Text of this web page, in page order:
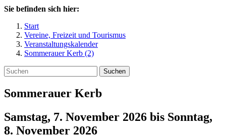
Sie befinden sich hier:
Start
Vereine, Freizeit und Tourismus
Veranstaltungskalender
Sommerauer Kerb (2)
Suchen
Sommerauer Kerb
Samstag, 7. November 2026 bis Sonntag,
8. November 2026